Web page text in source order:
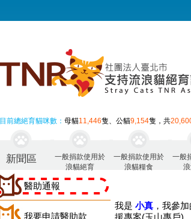
目前總絕育貓咪數： 母貓11,446隻、公貓9,154隻，共
新聞區
一般捐款使用於
浪貓絕育
一般捐款使用於
浪貓糧食
一般
醫助通報
我要申請醫助款
我是 小真，我參
援專案(玉山專戶)